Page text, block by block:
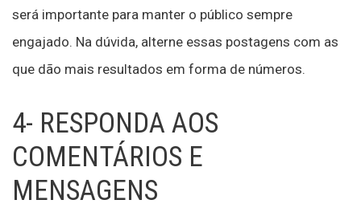
será importante para manter o público sempre
engajado. Na dúvida, alterne essas postagens com as
que dão mais resultados em forma de números.
4- RESPONDA AOS
COMENTÁRIOS E
MENSAGENS